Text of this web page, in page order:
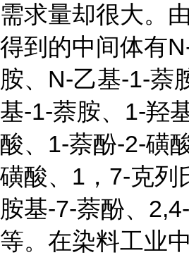
需求量却很大。
得到的中间体有
胺、N-乙基-1-萘
基-1-萘胺、1-羟
酸、1-萘酚-2-磺
磺酸、1，7-克列
胺基-7-萘酚、
等。在染料工业